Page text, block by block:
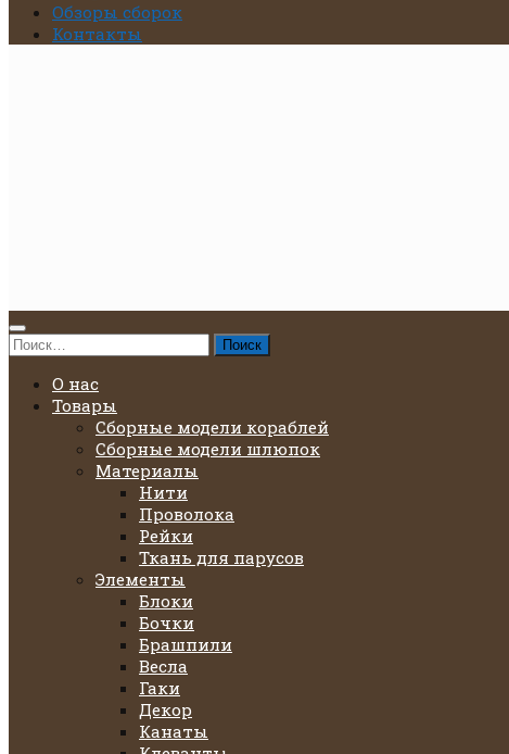
Обзоры сборок
Контакты
Найти:
О нас
Товары
Сборные модели кораблей
Сборные модели шлюпок
Материалы
Нити
Проволока
Рейки
Ткань для парусов
Элементы
Блоки
Бочки
Брашпили
Весла
Гаки
Декор
Канаты